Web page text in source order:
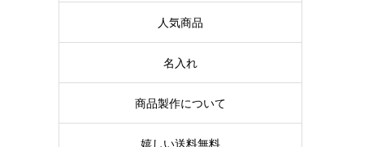
人気商品
名入れ
商品製作について
嬉しい送料無料